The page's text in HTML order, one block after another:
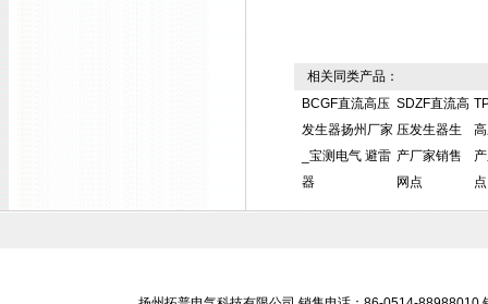
相关同类产品：
BCGF直流高压
发生器扬州厂家
_宝测电气 避雷
器
SDZF直流高
压发生器生
产厂家销售
网点
点